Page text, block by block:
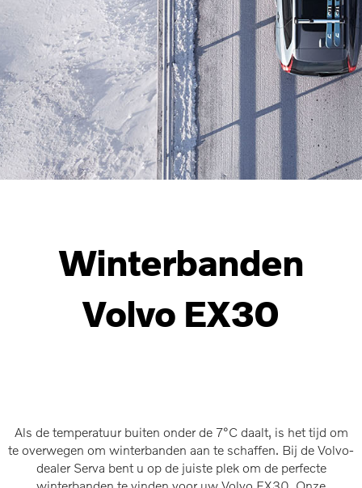
Winterbanden
Volvo EX30
Als de temperatuur buiten onder de 7°C daalt, is het tijd om
te overwegen om winterbanden aan te schaffen. Bij de Volvo-
dealer Serva bent u op de juiste plek om de perfecte